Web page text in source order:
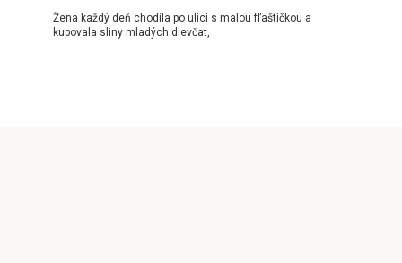
Žena každý deň chodila po ulici s malou fľaštičkou a
kupovala sliny mladých dievčat,